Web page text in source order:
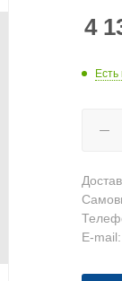
4
Есть
E-mail: